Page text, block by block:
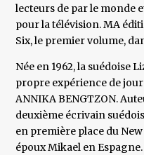
lecteurs de par le monde
pour la télévision. MA
Six, le premier volume,
Née en 1962, la suédoise
propre expérience de
ANNIKA BENGTZON.
deuxième écrivain
en première place du
époux Mikael en